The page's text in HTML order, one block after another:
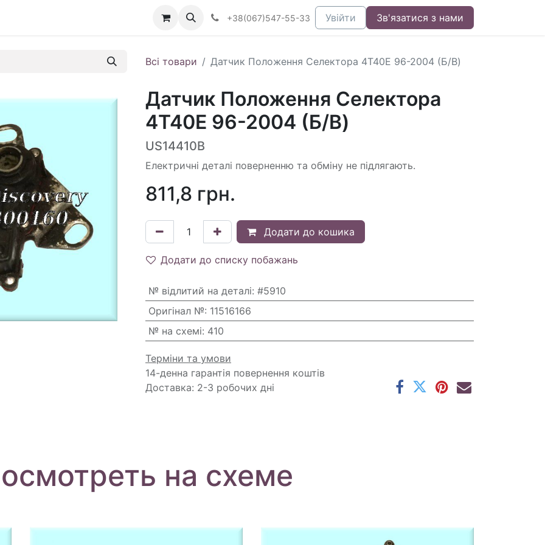
+38(067)547-55-33 Увійти Зв'язатися з нами
Всі товари Датчик Положення Селектора 4T40E 96-2004 (Б/В)
Датчик Положення Селектора
4T40E 96-2004 (Б/В)
US14410B
Електричні деталі поверненню та обміну не підлягають.
811,8 грн.
Додати до кошика
Додати до списку побажань
№ відлитий на деталі: #5910
Оригінал №: 11516166
№ на схемі: 410
Терміни та умови
14-денна гарантія повернення коштів
Доставка: 2-3 робочих дні
на схеме